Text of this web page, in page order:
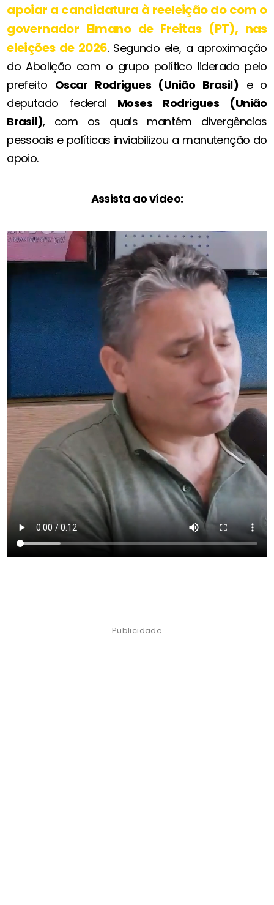
apoiar a candidatura à reeleição do com o
governador Elmano de Freitas (PT), nas
eleições de 2026. Segundo ele, a aproximação
do Abolição com o grupo político liderado pelo
prefeito Oscar Rodrigues (União Brasil) e o
deputado federal Moses Rodrigues (União
Brasil), com os quais mantém divergências
pessoais e políticas inviabilizou a manutenção do
apoio.
Assista ao vídeo:
Publicidade